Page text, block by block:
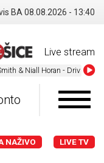
sa komplexne obnoví
Live stream
Niall Horan - Drive Safe
NAŽIVO LIVE TV